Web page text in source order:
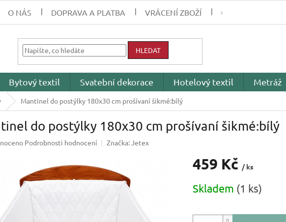
O NÁS DOPRAVA A PLATBA VRÁCENÍ ZBOŽÍ OBCHODNÍ
HLEDAT
Bytový textil Svatební dekorace Hotelový textil Metráž
Mantinel do postýlky 180x30 cm prošívaní šikmé:bílý
do postýlky 180x30 cm prošívaní šikmé:bílý
Podrobnosti hodnocení Značka:Jetex
459 Kč / ks
cena:
Skladem (1 ks)